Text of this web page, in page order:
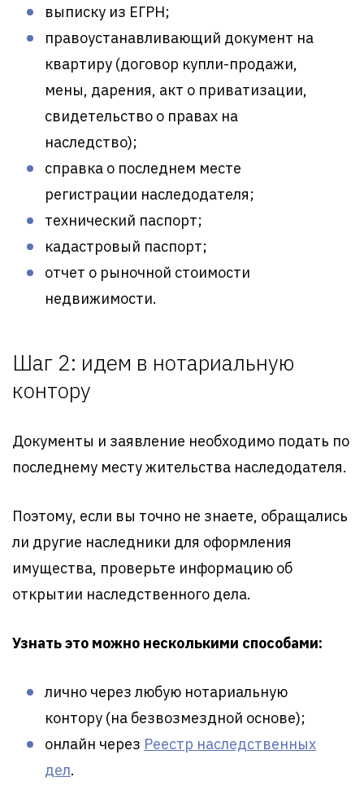
выписку из ЕГРН;
правоустанавливающий документ на
квартиру (договор купли-продажи,
мены, дарения, акт о приватизации,
свидетельство о правах на
наследство);
справка о последнем месте
регистрации наследодателя;
технический паспорт;
кадастровый паспорт;
отчет о рыночной стоимости
недвижимости.
Шаг 2: идем в нотариальную
контору
Документы и заявление необходимо подать по
последнему месту жительства наследодателя.
Поэтому, если вы точно не знаете, обращались
ли другие наследники для оформления
имущества, проверьте информацию об
открытии наследственного дела.
Узнать это можно несколькими способами:
лично через любую нотариальную
контору (на безвозмездной основе);
онлайн через Реестр наследственных
дел.